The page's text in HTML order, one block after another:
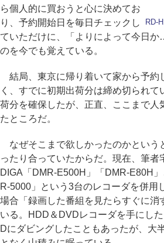
RD-
ら個人的に買おうと心に決めてお
り、予約開始日を毎日チェックし
ていただけに、「よりによって今日
のを今でも覚えている。
結局、東京に帰り着いて家から予約
く、すでに初期出荷分は締め切られて
荷分を確保したが、正直、ここまで人
たところだ。
なぜそこまで欲しかったのかという
ったり合っていたからだ。現在、筆者
DIGA「DMR-E500H」「DMR-E80H
R-5000」という3台のレコーダを併用
場合「録画した番組を見たらすぐに消
いる。HDD＆DVDレコーダを手にし
Dにダビングしたこともあったが、大